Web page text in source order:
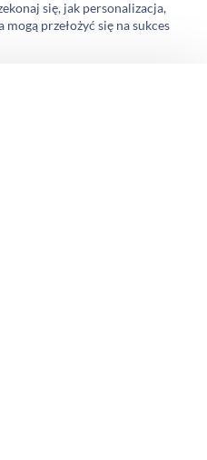
się, jak personalizacja,
przełożyć się na sukces